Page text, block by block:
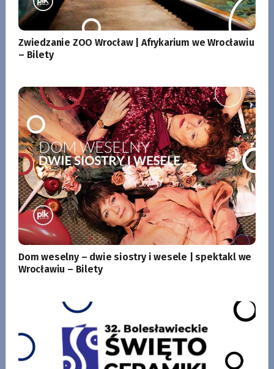
Zwiedzanie ZOO Wrocław | Afrykarium we Wrocławiu
– Bilety
Dom weselny – dwie siostry i wesele | spektakl we
Wrocławiu – Bilety